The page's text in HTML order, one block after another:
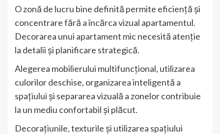
O zonă de lucru bine definită permite eficiență și
concentrare fără a încărca vizual apartamentul.
Decorarea unui apartament mic necesită atenție
la detalii și planificare strategică.
Alegerea mobilierului multifuncțional, utilizarea
culorilor deschise, organizarea inteligentă a
spațiului și separarea vizuală a zonelor contribuie
la un mediu confortabil și plăcut.
Decorațiunile, texturile și utilizarea spațiului